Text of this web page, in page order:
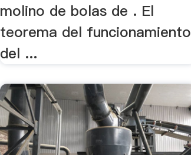
molino de bolas de . El
teorema del funcionamiento
del ...